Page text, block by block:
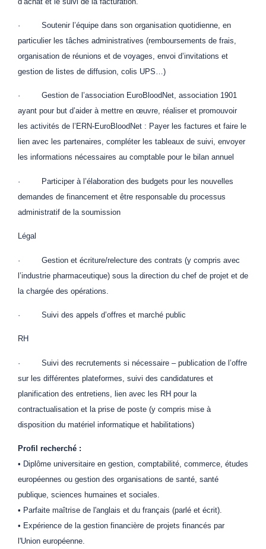
· Soutenir l’équipe dans son organisation quotidienne, en
particulier les tâches administratives (remboursements de frais,
organisation de réunions et de voyages, envoi d’invitations et
gestion de listes de diffusion, colis UPS…)
· Gestion de l’association EuroBloodNet, association 1901
ayant pour but d’aider à mettre en œuvre, réaliser et promouvoir
les activités de l’ERN-EuroBloodNet : Payer les factures et faire le
lien avec les partenaires, compléter les tableaux de suivi, envoyer
les informations nécessaires au comptable pour le bilan annuel
· Participer à l’élaboration des budgets pour les nouvelles
demandes de financement et être responsable du processus
administratif de la soumission
Légal
· Gestion et écriture/relecture des contrats (y compris avec
l’industrie pharmaceutique) sous la direction du chef de projet et de
la chargée des opérations.
· Suivi des appels d’offres et marché public
RH
· Suivi des recrutements si nécessaire – publication de l’offre
sur les différentes plateformes, suivi des candidatures et
planification des entretiens, lien avec les RH pour la
contractualisation et la prise de poste (y compris mise à
disposition du matériel informatique et habilitations)
Profil recherché :
• Diplôme universitaire en gestion, comptabilité, commerce, études
européennes ou gestion des organisations de santé, santé
publique, sciences humaines et sociales.
• Parfaite maîtrise de l'anglais et du français (parlé et écrit).
• Expérience de la gestion financière de projets financés par
l'Union européenne.